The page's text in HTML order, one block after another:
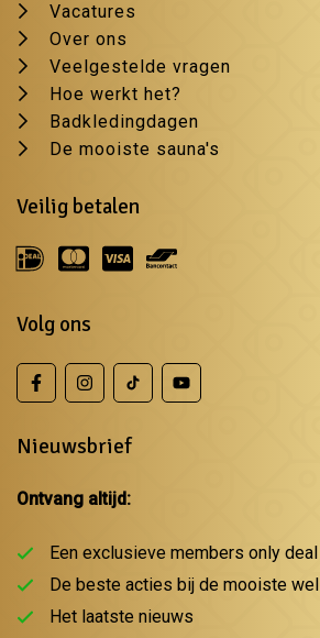
Vacatures
Over ons
Veelgestelde vragen
Hoe werkt het?
Badkledingdagen
De mooiste sauna's
Veilig betalen
Volg ons
Nieuwsbrief
Ontvang altijd:
Een exclusieve members only deal
De beste acties bij de mooiste
Het laatste nieuws